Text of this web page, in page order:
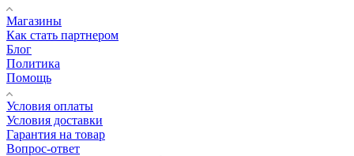
Магазины
Как стать партнером
Блог
Политика
Помощь
Условия оплаты
Условия доставки
Гарантия на товар
Вопрос-ответ